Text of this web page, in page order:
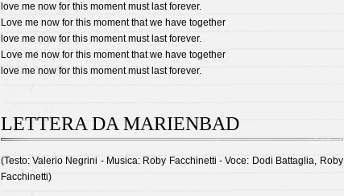
love me now for this moment must last forever.
Love me now for this moment that we have together
love me now for this moment must last forever.
Love me now for this moment that we have together
love me now for this moment must last forever.
LETTERA DA MARIENBAD
(Testo: Valerio Negrini - Musica: Roby Facchinetti - Voce: Dodi Battaglia, Roby
Facchinetti)